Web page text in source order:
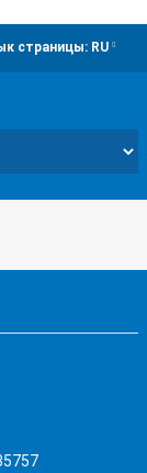
страницы: RU